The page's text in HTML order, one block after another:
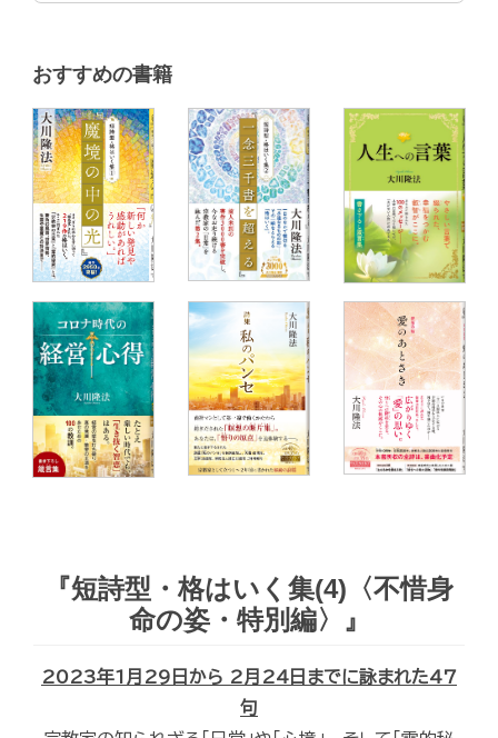
おすすめの書籍
『短詩型・格はいく集(4)〈不惜身
命の姿・特別編〉』
2023年1月29日から 2月24日までに詠まれた47
句